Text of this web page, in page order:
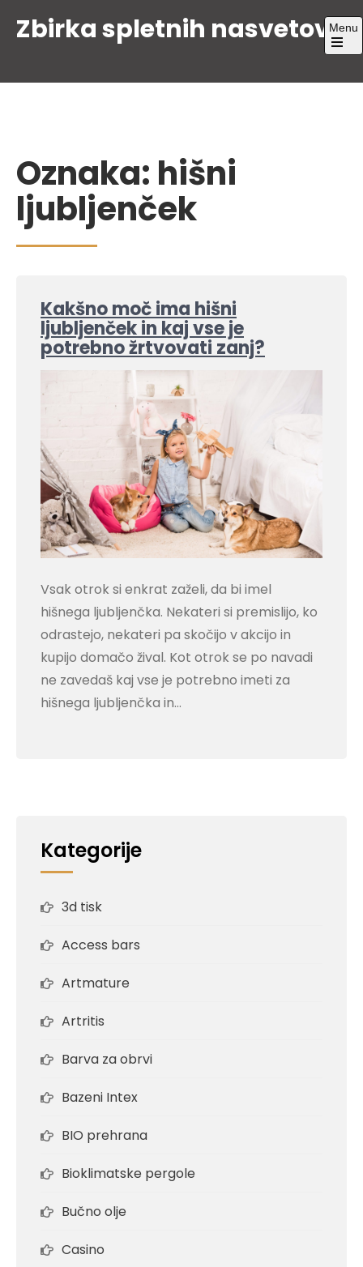
Zbirka spletnih nasvetovMenu
Open
main
Oznaka: hišni
ljubljenček
Kakšno moč ima hišni
ljubljenček in kaj vse je
potrebno žrtvovati zanj?
Vsak otrok si enkrat zaželi, da bi imel
hišnega ljubljenčka. Nekateri si premislijo, ko
odrastejo, nekateri pa skočijo v akcijo in
kupijo domačo žival. Kot otrok se po navadi
ne zavedaš kaj vse je potrebno imeti za
hišnega ljubljenčka in…
Kategorije
3d tisk
Access bars
Artmature
Artritis
Barva za obrvi
Bazeni Intex
BIO prehrana
Bioklimatske pergole
Bučno olje
Casino